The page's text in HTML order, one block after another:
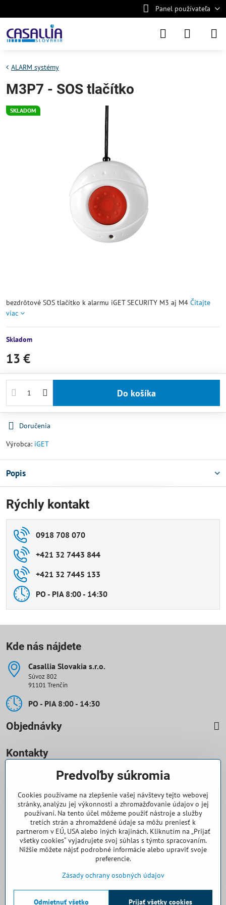
Panel používateľa
SKLADOM
ALARM systémy
M3P7 - SOS tlačítko
bezdrôtové SOS tlačítko k alarmu iGET SECURITY M3 aj M4 Čítajte
viac
Skladom
13 €
Do košíka
Doručenia
Výrobca: iGET
Popis
Rýchly kontakt
0918 708 070
+421 32 7443 844
+421 32 7445 133
PO - PIA 8:00 - 14:30
Kde nás nájdete
Casallia Slovakia s​.r​.o​.
Súvoz 802
91101 Trenčín
PO - PIA 8:00 - 14:30
Objednávky
Kontakty
0918 708 070
objednavky​@casallia​.sk
+421 32 7443 844
+421 32 7445 133
Všetko k nákupu
© Copyright
Predvoľby súkromia
Cookies používame na zlepšenie vašej návštevy tejto webovej
stránky, analýzu jej výkonnosti a zhromažďovanie údajov o jej
používaní. Na tento účel môžeme použiť nástroje a služby
tretích strán a zhromaždené údaje sa môžu preniesť k
partnerom v EÚ, USA alebo iných krajinách. Kliknutím na „Prijať
všetky cookies“ vyjadrujete svoj súhlas s týmto spracovaním.
Nižšie môžete nájsť podrobné informácie alebo upraviť svoje
preferencie.
Zásady ochrany osobných údajov
Prijať všetky cookies
Odmietnuť všetko